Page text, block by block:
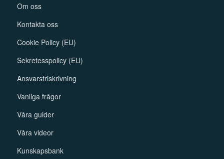
Om oss
Kontakta oss
Cookie Policy (EU)
Sekretesspolicy (EU)
Ansvarsfriskrivning
Vanliga frågor
Våra guider
Våra videor
Kunskapsbank